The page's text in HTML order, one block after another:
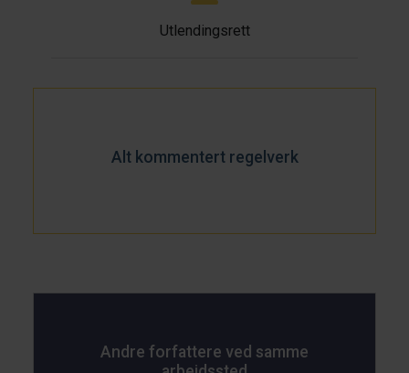
Utlendingsrett
Alt kommentert regelverk
Andre forfattere ved samme